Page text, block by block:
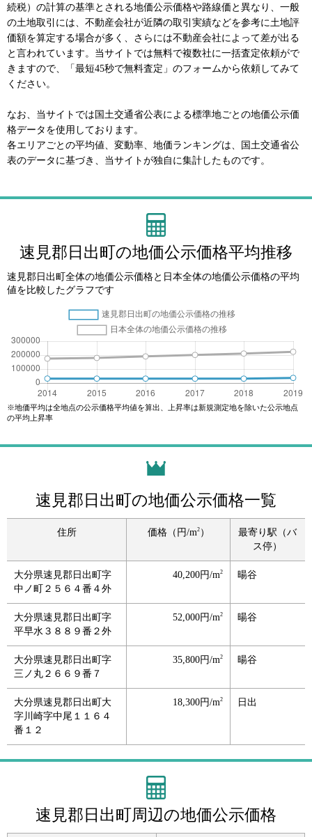
続税）の計算の基準とされる地価公示価格や路線価と異なり、一般
の土地取引には、不動産会社が近隣の取引実績などを参考に土地評
価額を算定する場合が多く、さらには不動産会社によって差が出る
と言われています。当サイトでは無料で複数社に一括査定依頼がで
きますので、「最短45秒で無料査定」のフォームから依頼してみて
ください。
なお、当サイトでは国土交通省公表による標準地ごとの地価公示価
格データを使用しております。
各エリアごとの平均値、変動率、地価ランキングは、国土交通省公
表のデータに基づき、当サイトが独自に集計したものです。
速見郡日出町の地価公示価格平均推移
速見郡日出町全体の地価公示価格と日本全体の地価公示価格の平均
値を比較したグラフです
※地価平均は全地点の公示価格平均値を算出、上昇率は新規測定地を除いた公示地点
の平均上昇率
速見郡日出町の地価公示価格一覧
住所 価格（円/m2）
最寄り駅（バ
ス停）
大分県速見郡日出町字
中ノ町２５６４番４外
40,200円/m2 暘谷
大分県速見郡日出町字
平早水３８８９番２外
52,000円/m2 暘谷
大分県速見郡日出町字
三ノ丸２６６９番７
35,800円/m2 暘谷
大分県速見郡日出町大
字川崎字中尾１１６４
番１２
18,300円/m2 日出
速見郡日出町周辺の地価公示価格